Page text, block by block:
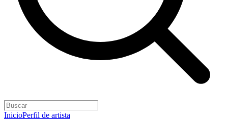
InicioPerfil de artista